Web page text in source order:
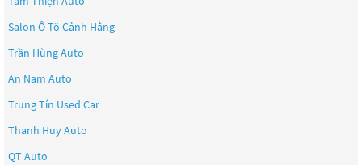
Salon Ô Tô Cảnh Hằng
Trần Hùng Auto
An Nam Auto
Trung Tín Used Car
Thanh Huy Auto
QT Auto